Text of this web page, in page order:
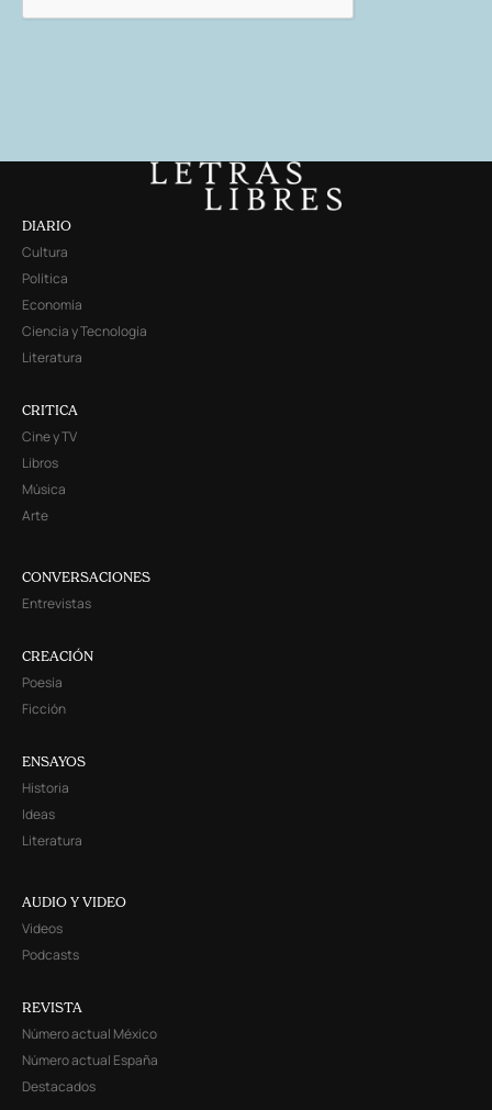
DIARIO
Cultura
Política
Economía
Ciencia y Tecnología
Literatura
CRITICA
Cine y TV
Libros
Música
Arte
CONVERSACIONES
Entrevistas
CREACIÓN
Poesía
Ficción
ENSAYOS
Historia
Ideas
Literatura
AUDIO Y VIDEO
Videos
Podcasts
REVISTA
Número actual México
Número actual España
Destacados